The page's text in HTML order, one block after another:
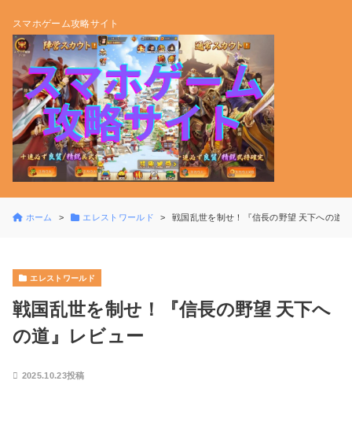
スマホゲーム攻略サイト
ホーム エレストワールド 戦国乱世を制せ！『信長の野望 天下への道
エレストワールド
戦国乱世を制せ！『信長の野望 天下へ
の道』レビュー
2025.10.23投稿